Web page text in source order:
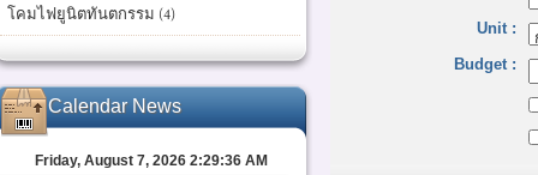
Unit :
Budget :
โคมไฟยูนิตทันตกรรม (4)
Calendar News
Friday, August 7, 2026 2:29:37 AM